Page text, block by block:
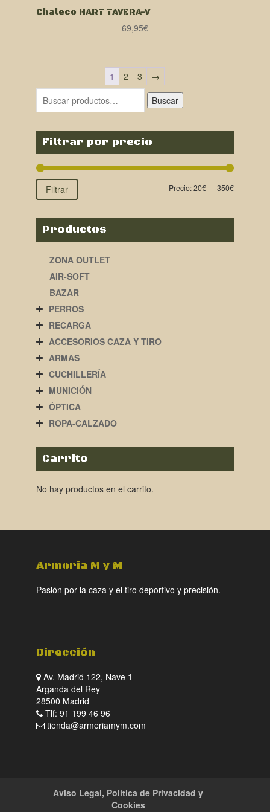
Chaleco HART TAVERA-V
69,95€
1 2 3
→
Buscar
Filtrar por precio
Filtrar Precio:20€—350€
Productos
ZONA OUTLET
AIR-SOFT
BAZAR
PERROS
RECARGA
ACCESORIOS CAZA Y TIRO
ARMAS
CUCHILLERÍA
MUNICIÓN
ÓPTICA
ROPA-CALZADO
Carrito
No hay productos en el carrito.
Armeria M y M
Pasión por la caza y el tiro deportivo y precisión.
Dirección
Av. Madrid 122, Nave 1
Arganda del Rey
28500 Madrid
Tlf: 91 199 46 96
tienda@armeriamym.com
Aviso Legal, Política de Privacidad y
Cookies